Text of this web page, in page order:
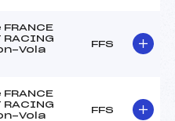
RACING
Vola
FFS
RACING
Vola
FFS